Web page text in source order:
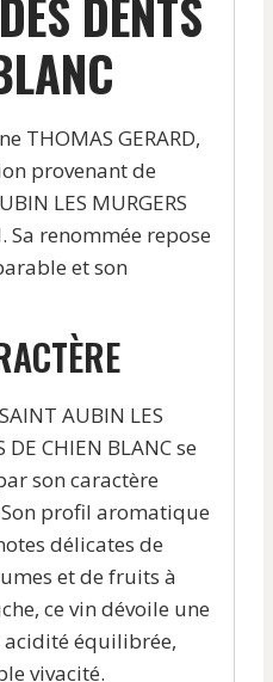
DENTS
THOMAS GERARD,
provenant de
LES MURGERS
Sa renommée repose
et son
AUBIN LES
DE CHIEN BLANC se
son caractère
profil aromatique
délicates de
et de fruits à
ce vin dévoile une
équilibrée,
vivacité.